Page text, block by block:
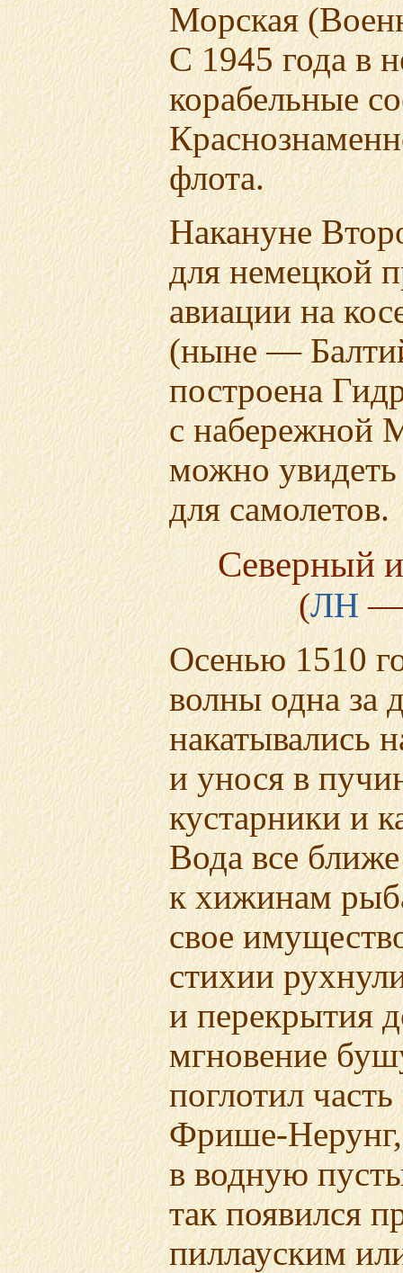
Морская
С 1945 года в
корабельные
флота.
Накануне
для немецкой
авиации на
(ныне —
построена
с набережной
можно
для самолетов.
Северный
(ЛН —
Осенью 1510
волны одна за
накатывались
и унося в
кустарники и
Вода все
к хижинам
свое
стихии
и перекрытия
мгновение
поглотил
Фрише-Нерунг,
в водную
так появился
пиллауским